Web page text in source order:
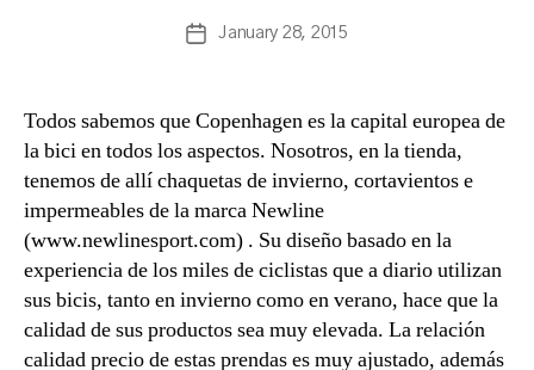
Post
n
PostJanuary 28, 2015
Todos sabemos que Copenhagen es la capital europea de
la bici en todos los aspectos. Nosotros, en la tienda,
tenemos de allí chaquetas de invierno, cortavientos e
impermeables de la marca Newline
(www.newlinesport.com) . Su diseño basado en la
experiencia de los miles de ciclistas que a diario utilizan
sus bicis, tanto en invierno como en verano, hace que la
calidad de sus productos sea muy elevada. La relación
calidad precio de estas prendas es muy ajustado, además